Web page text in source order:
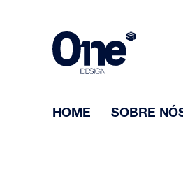
HOME SOBRE